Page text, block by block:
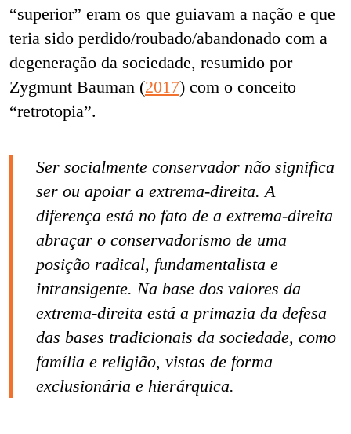
“superior” eram os que guiavam a nação e que
teria sido perdido/roubado/abandonado com a
degeneração da sociedade, resumido por
Zygmunt Bauman (2017) com o conceito
“retrotopia”.
Ser socialmente conservador não significa
ser ou apoiar a extrema-direita. A
diferença está no fato de a extrema-direita
abraçar o conservadorismo de uma
posição radical, fundamentalista e
intransigente. Na base dos valores da
extrema-direita está a primazia da defesa
das bases tradicionais da sociedade, como
família e religião, vistas de forma
exclusionária e hierárquica.